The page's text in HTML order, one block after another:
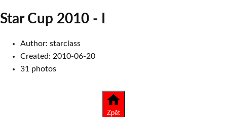
Star Cup 2010 - I
Author: starclass
Created: 2010-06-20
31 photos
Zpět